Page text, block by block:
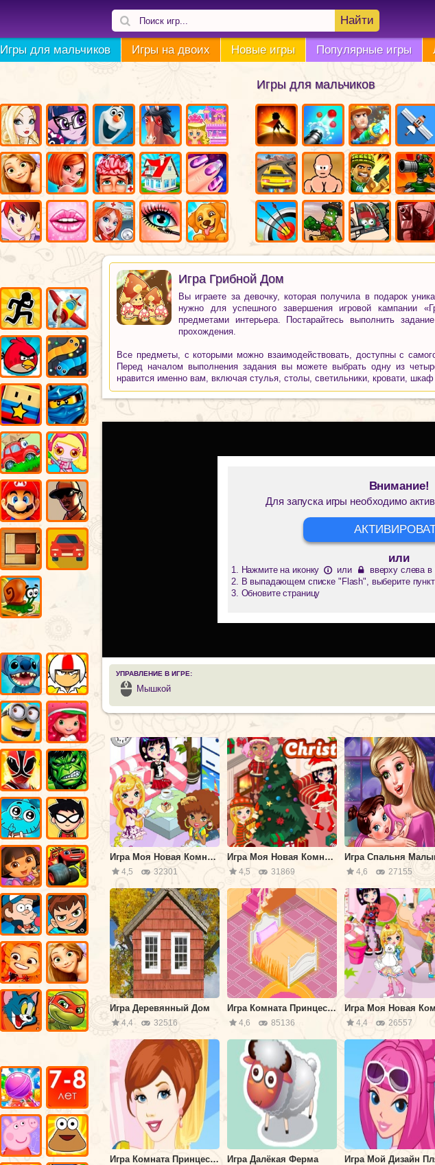
Найти
Игры для мальчиков Игры на двоих Новые игры Популярные игры
Игры для мальчиков
Игра Грибной Дом
Вы играете за девочку, которая получила в подарок
нужно для успешного завершения игровой кампании
предметами интерьера. Постарайтесь выполнить
прохождения.
Все предметы, с которыми можно взаимодействовать, доступны с
Перед началом выполнения задания вы можете выбрать одну из
нравится именно вам, включая стулья, столы, светильники, кровати,
Внимание!
Для запуска игры необходимо
или
Нажмите на иконку или
вверху слева в
В выпадающем списке "Flash", выберите
Обновите страницу
УПРАВЛЕНИЕ В ИГРЕ:
Мышкой
Игра Моя Новая Комната 3
4,5 32301
Игра Моя Новая Комната: Новый Год
4,5 31869
Игра Спальня
4,6 27155
Игра Деревянный Дом
4,4 32516
Игра Комната Принцессы Моды
4,6 85136 4,4 26557
Игра Комната Принцессы Игра Далёкая Ферма Игра Мой Дизайн